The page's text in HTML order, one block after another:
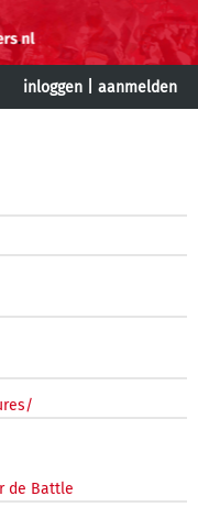
inloggen aanmelden
de Battle